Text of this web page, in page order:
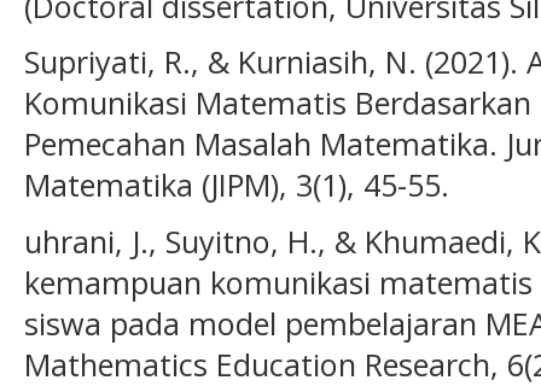
Supriyati, R., & Kurniasih, N. (2021).
Komunikasi Matematis Berdasarkan
Pemecahan Masalah Matematika.
Matematika (JIPM), 3(1), 45-55.
uhrani, J., Suyitno, H., & Khumaedi,
kemampuan komunikasi
siswa pada model pembelajaran
Mathematics Education Research,